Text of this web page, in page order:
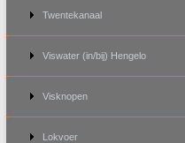
Twentekanaal
Viswater (in/bij) Hengelo
Visknopen
Lokvoer